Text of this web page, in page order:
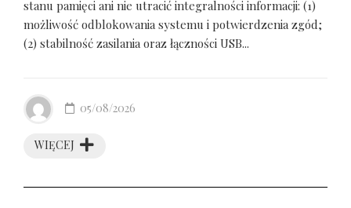
stanu pamięci ani nie utracić integralności informacji: (1)
możliwość odblokowania systemu i potwierdzenia zgód;
(2) stabilność zasilania oraz łączności USB...
WIĘCEJ
05/08/2026